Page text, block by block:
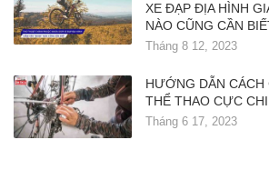
XE ĐẠP ĐỊA HÌNH
NÀO CŨNG CẦN
Tháng 8 12, 2023
HƯỚNG DẪN
THỂ THAO CỰC
Tháng 6 17, 2023